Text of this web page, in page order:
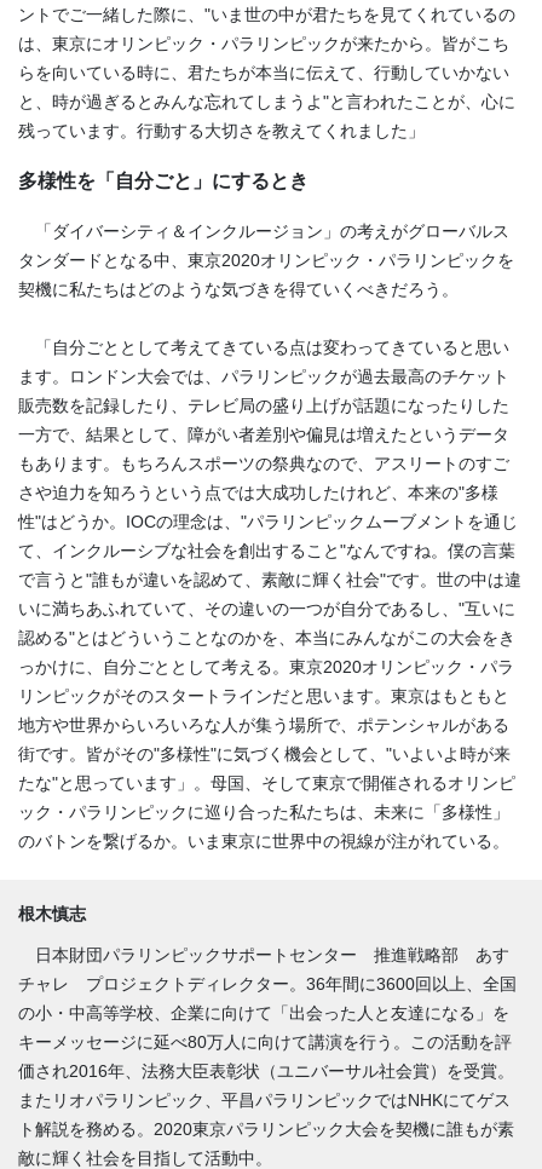
ントでご一緒した際に、"いま世の中が君たちを見てくれているの
は、東京にオリンピック・パラリンピックが来たから。皆がこち
らを向いている時に、君たちが本当に伝えて、行動していかない
と、時が過ぎるとみんな忘れてしまうよ"と言われたことが、心に
残っています。行動する大切さを教えてくれました」
多様性を「自分ごと」にするとき
「ダイバーシティ＆インクルージョン」の考えがグローバルス
タンダードとなる中、東京2020オリンピック・パラリンピックを
契機に私たちはどのような気づきを得ていくべきだろう。
「自分ごととして考えてきている点は変わってきていると思い
ます。ロンドン大会では、パラリンピックが過去最高のチケット
販売数を記録したり、テレビ局の盛り上げが話題になったりした
一方で、結果として、障がい者差別や偏見は増えたというデータ
もあります。もちろんスポーツの祭典なので、アスリートのすご
さや迫力を知ろうという点では大成功したけれど、本来の"多様
性"はどうか。IOCの理念は、"パラリンピックムーブメントを通じ
て、インクルーシブな社会を創出すること"なんですね。僕の言葉
で言うと"誰もが違いを認めて、素敵に輝く社会"です。世の中は違
いに満ちあふれていて、その違いの一つが自分であるし、"互いに
認める"とはどういうことなのかを、本当にみんながこの大会をき
っかけに、自分ごととして考える。東京2020オリンピック・パラ
リンピックがそのスタートラインだと思います。東京はもともと
地方や世界からいろいろな人が集う場所で、ポテンシャルがある
街です。皆がその"多様性"に気づく機会として、"いよいよ時が来
たな"と思っています」。母国、そして東京で開催されるオリンピ
ック・パラリンピックに巡り合った私たちは、未来に「多様性」
のバトンを繋げるか。いま東京に世界中の視線が注がれている。
根木慎志
日本財団パラリンピックサポートセンター 推進戦略部 あす
チャレ プロジェクトディレクター。36年間に3600回以上、全国
の小・中高等学校、企業に向けて「出会った人と友達になる」を
キーメッセージに延べ80万人に向けて講演を行う。この活動を評
価され2016年、法務大臣表彰状（ユニバーサル社会賞）を受賞。
またリオパラリンピック、平昌パラリンピックではNHKにてゲス
ト解説を務める。2020東京パラリンピック大会を契機に誰もが素
敵に輝く社会を目指して活動中。